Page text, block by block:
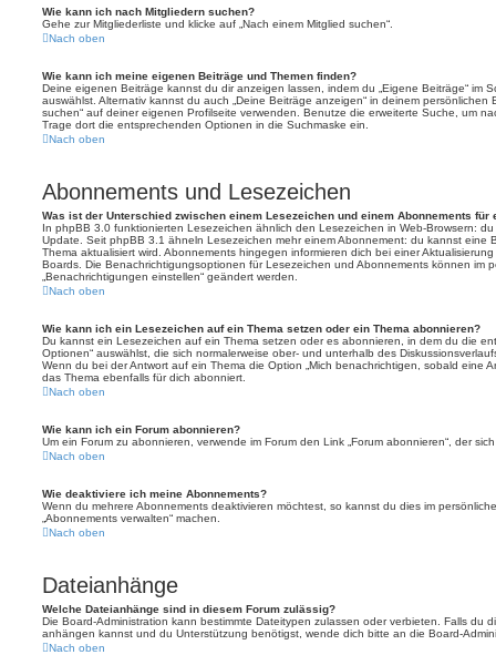
Wie kann ich nach Mitgliedern suchen?
Gehe zur Mitgliederliste und klicke auf „Nach einem Mitglied suchen“.
Nach oben
Wie kann ich meine eigenen Beiträge und Themen finden?
Deine eigenen Beiträge kannst du dir anzeigen lassen, indem du „Eigene Beiträge“ im
auswählst. Alternativ kannst du auch „Deine Beiträge anzeigen“ in deinem persönlichen
suchen“ auf deiner eigenen Profilseite verwenden. Benutze die erweiterte Suche, um
Trage dort die entsprechenden Optionen in die Suchmaske ein.
Nach oben
Abonnements und Lesezeichen
Was ist der Unterschied zwischen einem Lesezeichen und einem Abonnements für
In phpBB 3.0 funktionierten Lesezeichen ähnlich den Lesezeichen in Web-Browsern:
Update. Seit phpBB 3.1 ähneln Lesezeichen mehr einem Abonnement: du kannst eine
Thema aktualisiert wird. Abonnements hingegen informieren dich bei einer
Boards. Die Benachrichtigungsoptionen für Lesezeichen und Abonnements können im
„Benachrichtigungen einstellen“ geändert werden.
Nach oben
Wie kann ich ein Lesezeichen auf ein Thema setzen oder ein Thema abonnieren?
Du kannst ein Lesezeichen auf ein Thema setzen oder es abonnieren, in dem du die
Optionen“ auswählst, die sich normalerweise ober- und unterhalb des
Wenn du bei der Antwort auf ein Thema die Option „Mich benachrichtigen, sobald eine
das Thema ebenfalls für dich abonniert.
Nach oben
Wie kann ich ein Forum abonnieren?
Um ein Forum zu abonnieren, verwende im Forum den Link „Forum abonnieren“, der
Nach oben
Wie deaktiviere ich meine Abonnements?
Wenn du mehrere Abonnements deaktivieren möchtest, so kannst du dies im
„Abonnements verwalten“ machen.
Nach oben
Dateianhänge
Welche Dateianhänge sind in diesem Forum zulässig?
Die Board-Administration kann bestimmte Dateitypen zulassen oder verbieten. Falls du
anhängen kannst und du Unterstützung benötigst, wende dich bitte an die Board-
Nach oben